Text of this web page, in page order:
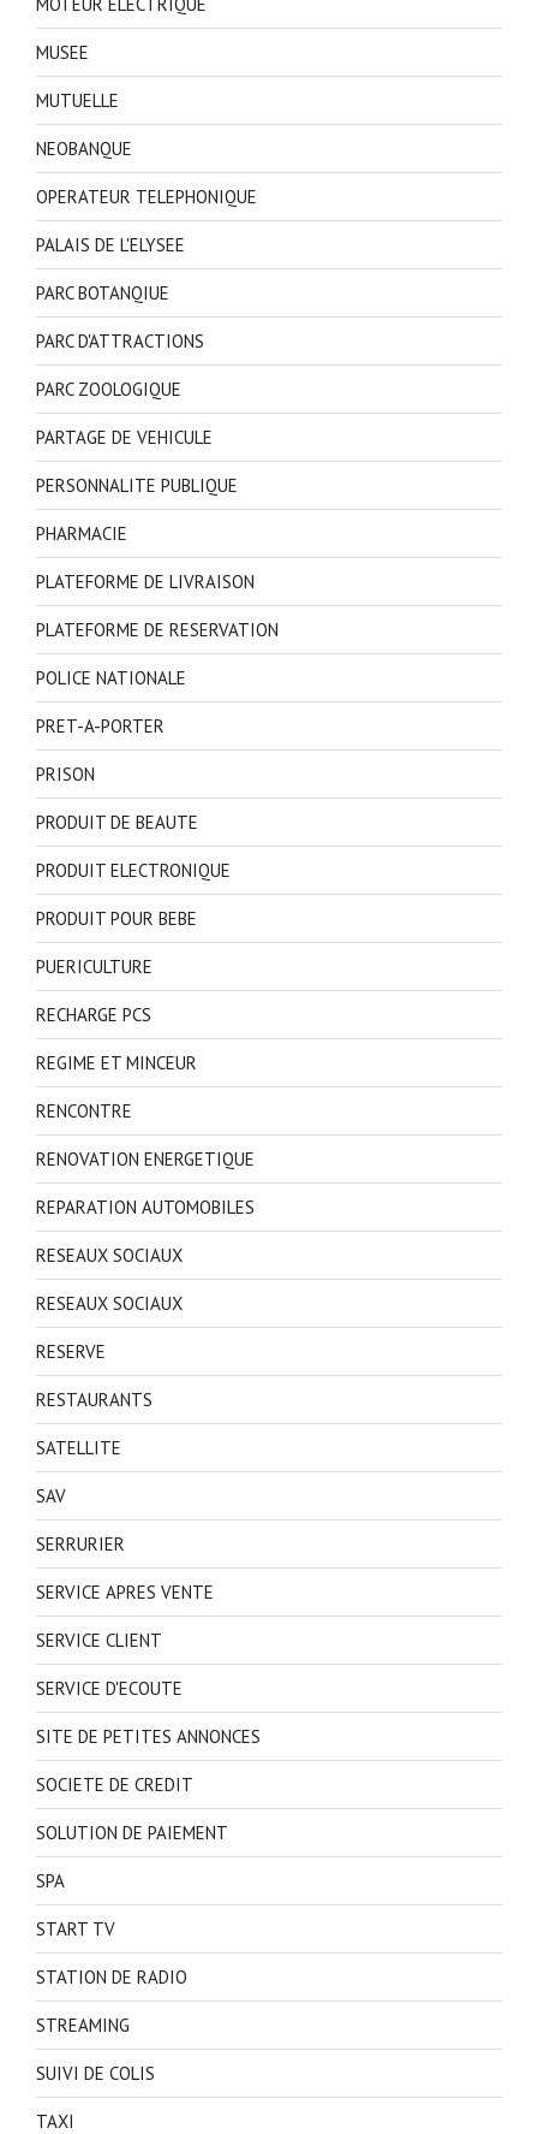
MUSEE
MUTUELLE
NEOBANQUE
OPERATEUR TELEPHONIQUE
PALAIS DE L'ELYSEE
PARC BOTANQIUE
PARC D'ATTRACTIONS
PARC ZOOLOGIQUE
PARTAGE DE VEHICULE
PERSONNALITE PUBLIQUE
PHARMACIE
PLATEFORME DE LIVRAISON
PLATEFORME DE RESERVATION
POLICE NATIONALE
PRET-A-PORTER
PRISON
PRODUIT DE BEAUTE
PRODUIT ELECTRONIQUE
PRODUIT POUR BEBE
PUERICULTURE
RECHARGE PCS
REGIME ET MINCEUR
RENCONTRE
RENOVATION ENERGETIQUE
REPARATION AUTOMOBILES
RESEAUX SOCIAUX
RESEAUX SOCIAUX
RESERVE
RESTAURANTS
SATELLITE
SAV
SERRURIER
SERVICE APRES VENTE
SERVICE CLIENT
SERVICE D'ECOUTE
SITE DE PETITES ANNONCES
SOCIETE DE CREDIT
SOLUTION DE PAIEMENT
SPA
START TV
STATION DE RADIO
STREAMING
SUIVI DE COLIS
TAXI